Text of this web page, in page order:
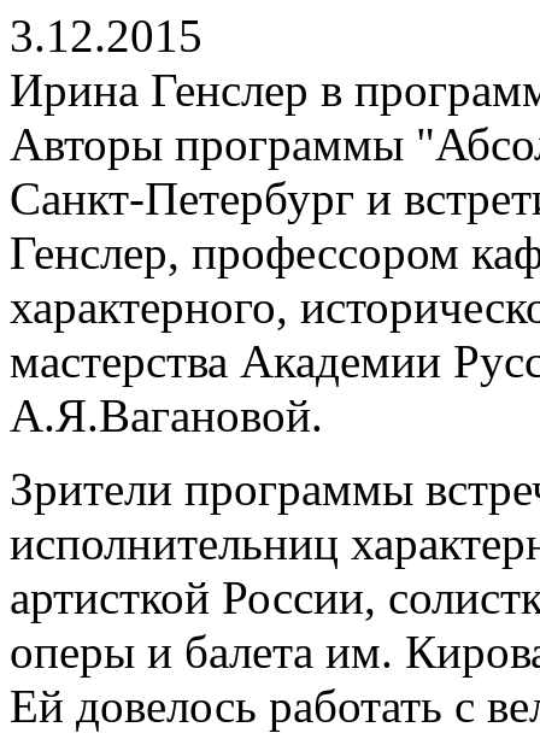
3.12.2015
Ирина Генслер в
Авторы программы
Санкт-Петербург и
Генслер, профессором
характерного,
мастерства Академии
А.Я.Вагановой.
Зрители программы
исполнительниц
артисткой России,
оперы и балета им.
Ей довелось работать с